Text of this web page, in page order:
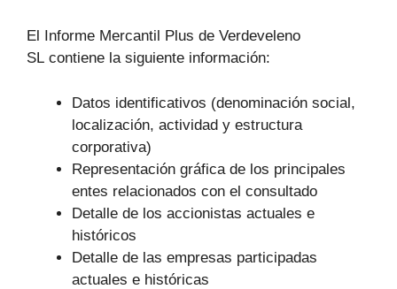
El Informe Mercantil Plus de Verdeveleno
SL contiene la siguiente información:
Datos identificativos (denominación social,
localización, actividad y estructura
corporativa)
Representación gráfica de los principales
entes relacionados con el consultado
Detalle de los accionistas actuales e
históricos
Detalle de las empresas participadas
actuales e históricas